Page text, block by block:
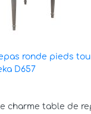
ronde pieds
D657
charme table de